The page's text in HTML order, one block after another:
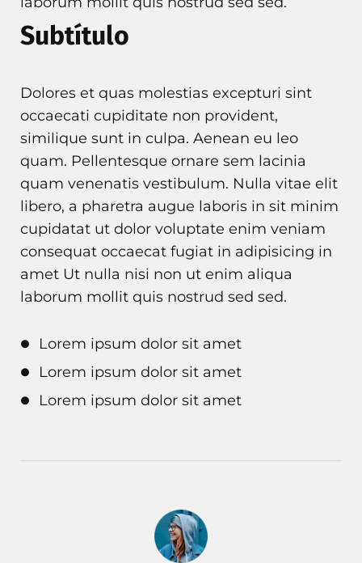
Subtítulo
Dolores et quas molestias excepturi sint
occaecati cupiditate non provident,
similique sunt in culpa. Aenean eu leo
quam. Pellentesque ornare sem lacinia
quam venenatis vestibulum. Nulla vitae elit
libero, a pharetra augue laboris in sit minim
cupidatat ut dolor voluptate enim veniam
consequat occaecat fugiat in adipisicing in
amet Ut nulla nisi non ut enim aliqua
laborum mollit quis nostrud sed sed.
Lorem ipsum dolor sit amet
Lorem ipsum dolor sit amet
Lorem ipsum dolor sit amet